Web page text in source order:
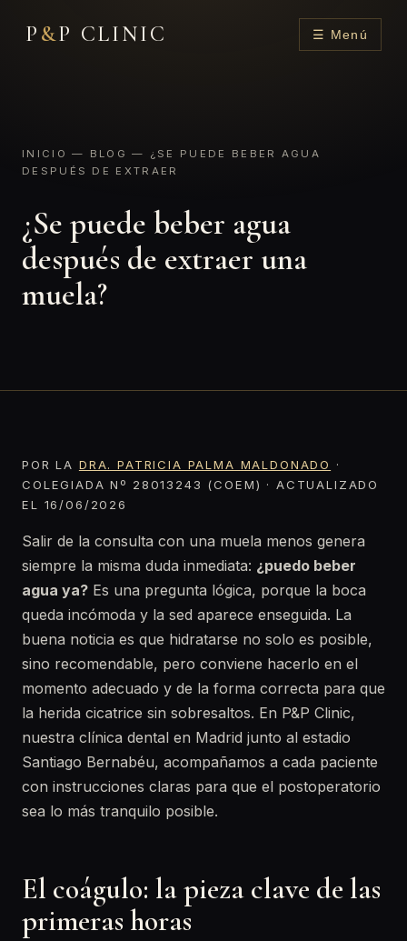
P &P CLINIC ☰ Menú
INICIO — BLOG — ¿SE PUEDE BEBER AGUA
DESPUÉS DE EXTRAER
¿Se puede beber agua
después de extraer una
muela?
POR LA DRA. PATRICIA PALMA MALDONADO
·
COLEGIADA Nº 28013243 (COEM) · ACTUALIZADO
EL 16/06/2026
Salir de la consulta con una muela menos genera
siempre la misma duda inmediata: ¿puedo beber
agua ya? Es una pregunta lógica, porque la boca
queda incómoda y la sed aparece enseguida. La
buena noticia es que hidratarse no solo es posible,
sino recomendable, pero conviene hacerlo en el
momento adecuado y de la forma correcta para que
la herida cicatrice sin sobresaltos. En P&P Clinic,
nuestra clínica dental en Madrid junto al estadio
Santiago Bernabéu, acompañamos a cada paciente
con instrucciones claras para que el postoperatorio
sea lo más tranquilo posible.
El coágulo: la pieza clave de las
primeras horas